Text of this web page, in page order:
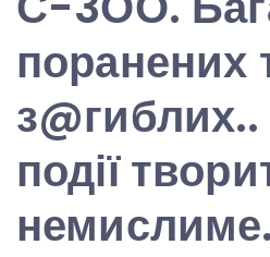
поранених
з@гиблих..
події